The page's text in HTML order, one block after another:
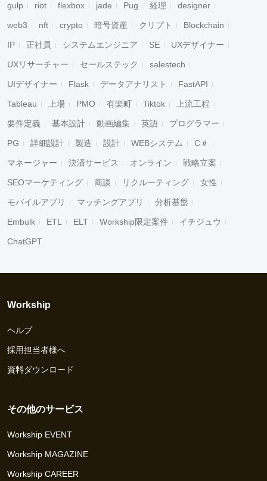
gulp riot flexbox jade Pug 経理 designer
web3 nft crypto 暗号資産 クリプト Blockchain
IP 正社員 システムエンジニア SE UXデザイナー
UXリサーチャー セールステック salestech
UIデザイナー Flask データアナリスト FastAPI
Tableau 上場 PMO 有楽町 Tiktok 上流工程
要件定義 基本設計 動画編集 英語 プログラマー
PG 詳細設計 製造 設計 WEBシステム C＃
マネージャー 決済サービス オンライン 戦略立案
SEOマーケティング 商談 リクルーティング 女性
モバイルアプリ マッチングアプリ 分析基盤
Embulk ETL ELT Workship限定案件 イチジュウ
ChatGPT
Workship
ヘルプ
採用担当者様へ
資料ダウンロード
その他のサービス
Workship EVENT
Workship MAGAZINE
Workship CAREER